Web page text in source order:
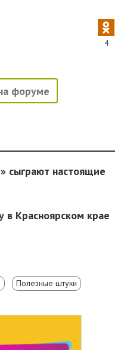
4
форуме
сыграют настоящие
в Красноярском крае
Полезные штуки